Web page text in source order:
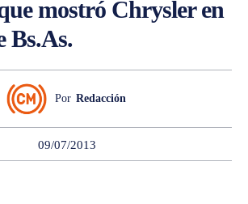
mostró Chrysler en
Bs.As.
Por Redacción
09/07/2013